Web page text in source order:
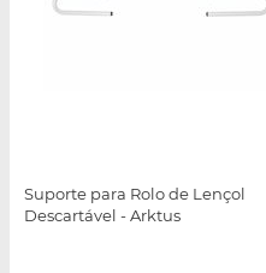
Suporte para Rolo de Lençol
Descartável - Arktus